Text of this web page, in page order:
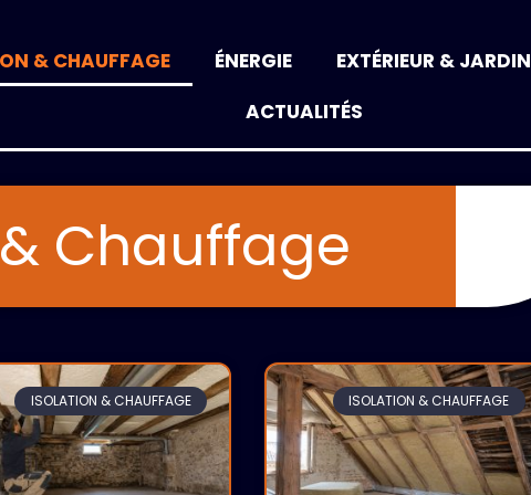
& CHAUFFAGE ÉNERGIE EXTÉRIEUR & JARDIN
ACTUALITÉS
Chauffage
ISOLATION & CHAUFFAGE ISOLATION & CHAUFFAGE
PagePage
Page